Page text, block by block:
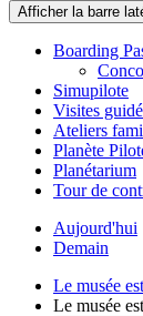
Afficher la barre
Boarding
Simupilote
Visites
Ateliers
Planète
Planétarium
Tour de
Aujourd'hui
Demain
Le musée
Le musée